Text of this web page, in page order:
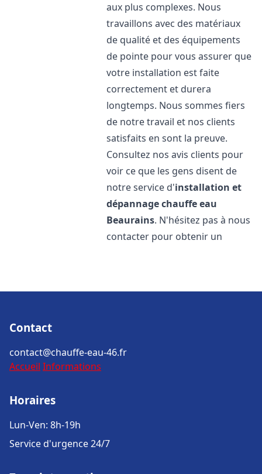
aux plus complexes. Nous
travaillons avec des matériaux
de qualité et des équipements
de pointe pour vous assurer que
votre installation est faite
correctement et durera
longtemps. Nous sommes fiers
de notre travail et nos clients
satisfaits en sont la preuve.
Consultez nos avis clients pour
voir ce que les gens disent de
notre service d'installation et
dépannage chauffe eau
Beaurains. N'hésitez pas à nous
contacter pour obtenir un
Contact
contact@chauffe-eau-46.fr
Accueil Informations
Horaires
Lun-Ven: 8h-19h
Service d'urgence 24/7